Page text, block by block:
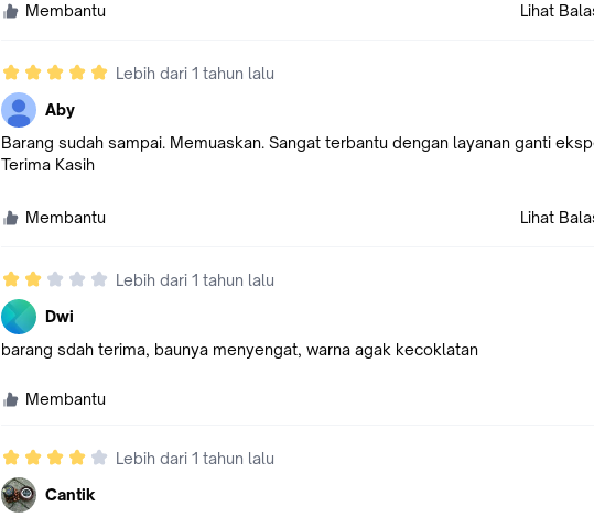
Membantu Lihat
Lebih dari 1 tahun lalu
Aby
Barang sudah sampai. Memuaskan. Sangat terbantu dengan layanan ganti
Terima Kasih
Membantu Lihat
Lebih dari 1 tahun lalu
Dwi
barang sdah terima, baunya menyengat, warna agak kecoklatan
Membantu
Lebih dari 1 tahun lalu
Cantik